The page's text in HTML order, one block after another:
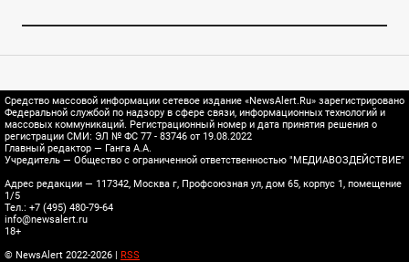
Средство массовой информации сетевое издание «NewsAlert.Ru» зарегистрировано
Федеральной службой по надзору в сфере связи, информационных технологий и
массовых коммуникаций. Регистрационный номер и дата принятия решения о
регистрации СМИ: ЭЛ № ФС 77 - 83746 от 19.08.2022
Главный редактор — Ганга А.А.
Учредитель — Общество с ограниченной ответственностью "МЕДИАВОЗДЕЙСТВИЕ"
Адрес редакции — 117342, Москва г, Профсоюзная ул, дом 65, корпус 1, помещение
1/5
Тел.: +7 (495) 480-79-64
info@newsalert.ru
18+
© NewsAlert 2022-2026 |
RSS